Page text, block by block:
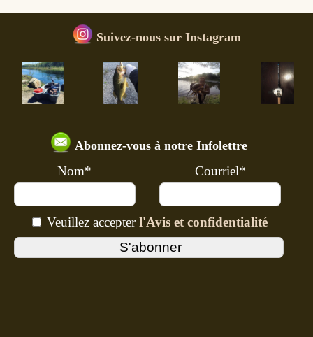
Suivez-nous sur Instagram
Abonnez-vous à notre Infolettre
Nom* Courriel*
Veuillez accepterl'Avis et confidentialité